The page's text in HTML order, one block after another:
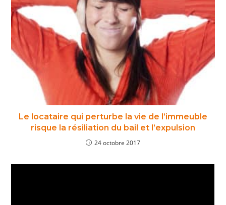
Le locataire qui perturbe la vie de l’immeuble
risque la résiliation du bail et l’expulsion
24 octobre 2017